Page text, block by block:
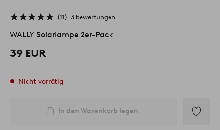
11 3 bewertungen
WALLY Solarlampe 2er-Pack
39 EUR
Nicht vorrätig
In den Warenkorb legen